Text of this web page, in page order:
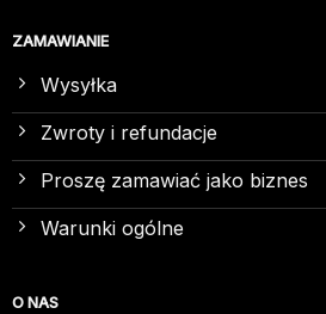
ZAMAWIANIE
Wysyłka
Zwroty i refundacje
Proszę zamawiać jako biznes
Warunki ogólne
O NAS